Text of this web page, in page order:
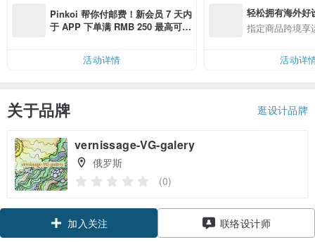
Pinkoi 帮你付邮费！新会员 7 天内
于 APP 下单满 RMB 250 最高可折
活动详情
轻松拥有海外好
指定商品跨境享
活动详
关于品牌 逛设计品牌
vernissage-VG-galery
俄罗斯
(0)
加入关注 联络设计师